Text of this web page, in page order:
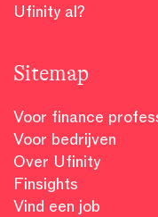
Ufinity al?
Sitemap
Voor finance
Voor bedrijven
Over Ufinity
Finsights
Vind een job